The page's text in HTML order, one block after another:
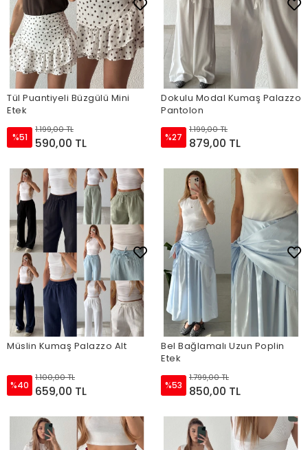
Tül Puantiyeli Büzgülü Mini
Etek
%51
1.199,00 TL
590,00 TL
Dokulu Modal Kumaş Palazzo
Pantolon
%27
1.199,00 TL
879,00 TL
Müslin Kumaş Palazzo Alt
%40
1.100,00 TL
659,00 TL
Bel Bağlamalı Uzun Poplin
Etek
%53
1.799,00 TL
850,00 TL